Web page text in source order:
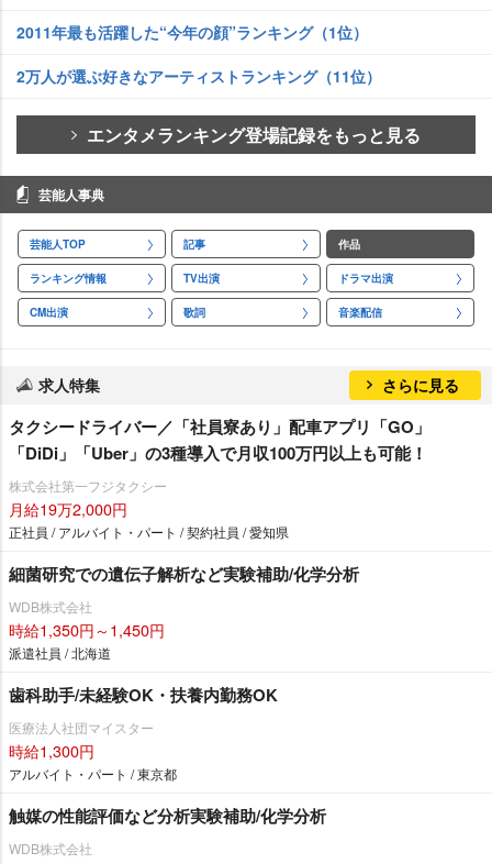
2011年最も活躍した“今年の顔”ランキング（1位）
2万人が選ぶ好きなアーティストランキング（11位）
エンタメランキング登場記録をもっと見る
芸能人事典
芸能人TOP 記事 作品
ランキング情報 TV出演 ドラマ出演
CM出演 歌詞 音楽配信
求人特集 さらに見る
タクシードライバー／「社員寮あり」配車アプリ「GO」
「DiDi」「Uber」の3種導入で月収100万円以上も可能！
株式会社第一フジタクシー
月給19万2,000円
正社員 / アルバイト・パート / 契約社員 / 愛知県
細菌研究での遺伝子解析など実験補助/化学分析
WDB株式会社
時給1,350円～1,450円
派遣社員 / 北海道
歯科助手/未経験OK・扶養内勤務OK
医療法人社団マイスター
時給1,300円
アルバイト・パート / 東京都
触媒の性能評価など分析実験補助/化学分析
WDB株式会社